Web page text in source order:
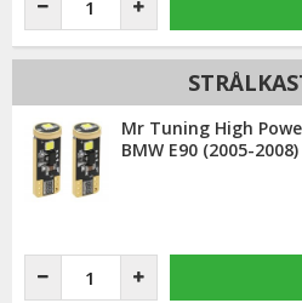
Mr Tuning High
BMW E90 (2005-2008)